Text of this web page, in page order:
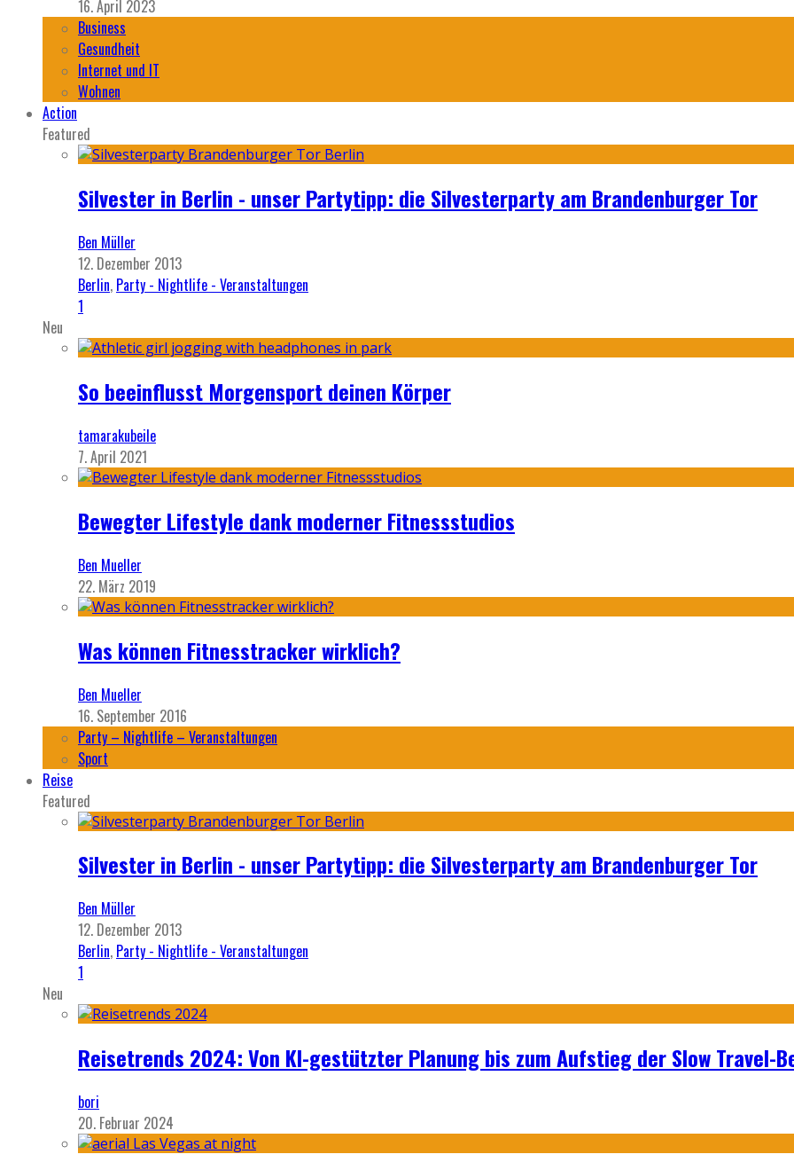
16. April 2023
Business
Gesundheit
Internet und IT
Wohnen
Action
Featured
Silvester in Berlin - unser Partytipp: die Silvesterparty am Brandenburger Tor
Ben Müller
12. Dezember 2013
Berlin, Party - Nightlife - Veranstaltungen
1
Neu
So beeinflusst Morgensport deinen Körper
tamarakubeile
7. April 2021
Bewegter Lifestyle dank moderner Fitnessstudios
Ben Mueller
22. März 2019
Was können Fitnesstracker wirklich?
Ben Mueller
16. September 2016
Party – Nightlife – Veranstaltungen
Sport
Reise
Featured
Silvester in Berlin - unser Partytipp: die Silvesterparty am Brandenburger Tor
Ben Müller
12. Dezember 2013
Berlin, Party - Nightlife - Veranstaltungen
1
Neu
Reisetrends 2024: Von KI-gestützter Planung bis zum Aufstieg der Slow Travel-
bori
20. Februar 2024